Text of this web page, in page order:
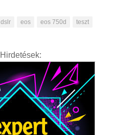
dslr eos eos 750d teszt
Hirdetések: